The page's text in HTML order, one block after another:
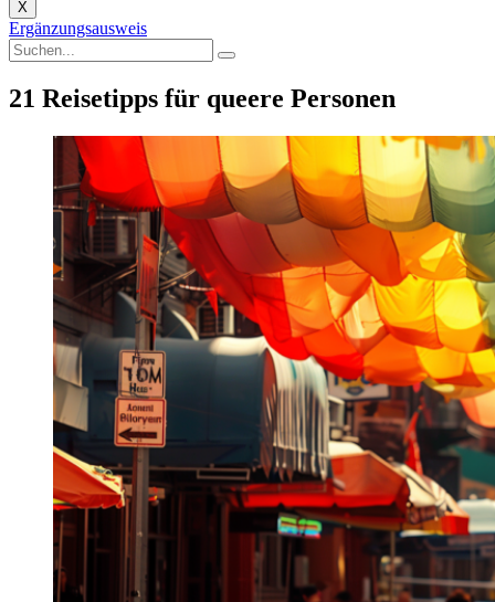
X
Ergänzungsausweis
21 Reisetipps für queere Personen